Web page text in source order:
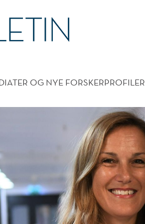
OG NYE FORSKERPROFILER